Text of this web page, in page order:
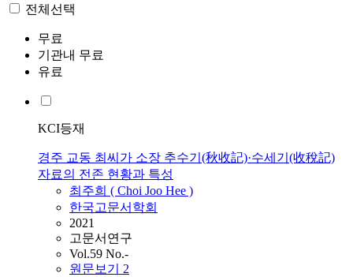
전체선택
무료
기관내 무료
유료
KCI등재
경주 교동 최씨가 소장 추수기(秋收記)·수세기(收稅記)
자료의 전존 현황과 특성
최주희 ( Choi Joo Hee )
한국고문서학회
2021
고문서연구
Vol.59 No.-
원문보기 2